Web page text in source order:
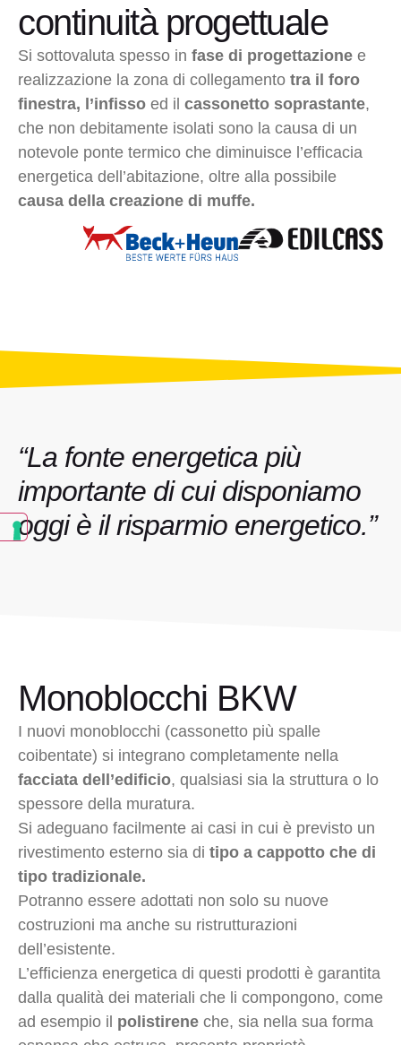
continuità progettuale
Si sottovaluta spesso in fase di progettazione e
realizzazione la zona di collegamento tra il foro
finestra, l’infisso ed il cassonetto soprastante,
che non debitamente isolati sono la causa di un
notevole ponte termico che diminuisce l’efficacia
energetica dell’abitazione, oltre alla possibile
causa della creazione di muffe.
“La fonte energetica più
importante di cui disponiamo
oggi è il risparmio energetico.”
Monoblocchi BKW
I nuovi monoblocchi (cassonetto più spalle
coibentate) si integrano completamente nella
facciata dell’edificio, qualsiasi sia la struttura o lo
spessore della muratura.
Si adeguano facilmente ai casi in cui è previsto un
rivestimento esterno sia di tipo a cappotto che di
tipo tradizionale.
Potranno essere adottati non solo su nuove
costruzioni ma anche su ristrutturazioni
dell’esistente.
L’efficienza energetica di questi prodotti è garantita
dalla qualità dei materiali che li compongono, come
ad esempio il polistirene che, sia nella sua forma